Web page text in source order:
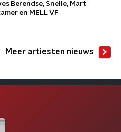
Berendse, Snelle, Mart
en MELL VF
Meer artiesten nieuws